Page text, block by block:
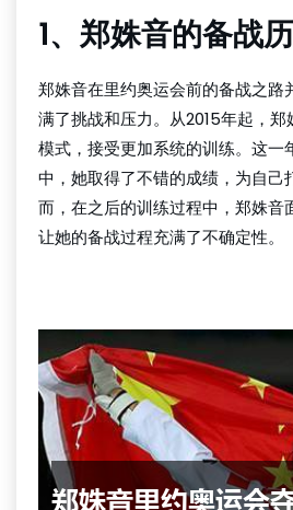
1、郑姝音的备战
郑姝音在里约奥运会前的备战之路
满了挑战和压力。从2015年起，
模式，接受更加系统的训练。这一
中，她取得了不错的成绩，为自己
而，在之后的训练过程中，郑姝音
让她的备战过程充满了不确定性。